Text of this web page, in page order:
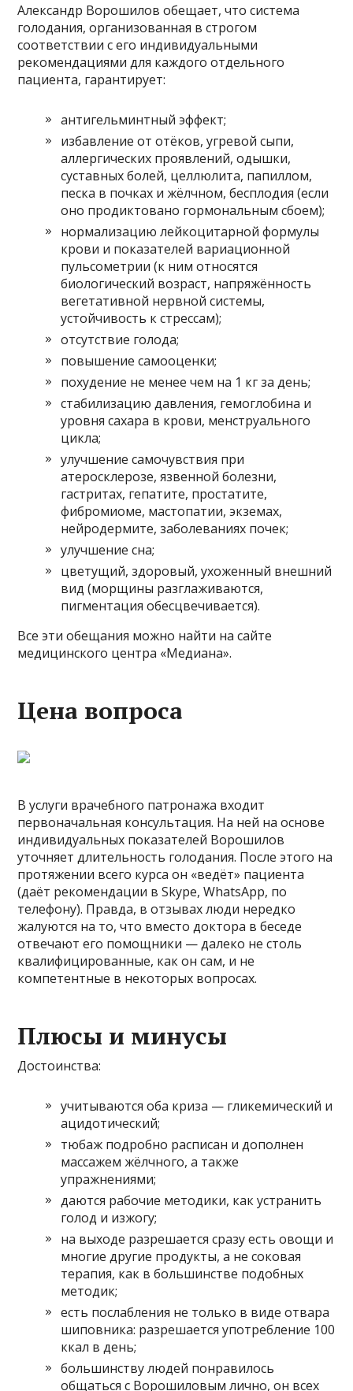
Александр Ворошилов обещает, что система
голодания, организованная в строгом
соответствии с его индивидуальными
рекомендациями для каждого отдельного
пациента, гарантирует:
антигельминтный эффект;
избавление от отёков, угревой сыпи,
аллергических проявлений, одышки,
суставных болей, целлюлита, папиллом,
песка в почках и жёлчном, бесплодия (если
оно продиктовано гормональным сбоем);
нормализацию лейкоцитарной формулы
крови и показателей вариационной
пульсометрии (к ним относятся
биологический возраст, напряжённость
вегетативной нервной системы,
устойчивость к стрессам);
отсутствие голода;
повышение самооценки;
похудение не менее чем на 1 кг за день;
стабилизацию давления, гемоглобина и
уровня сахара в крови, менструального
цикла;
улучшение самочувствия при
атеросклерозе, язвенной болезни,
гастритах, гепатите, простатите,
фибромиоме, мастопатии, экземах,
нейродермите, заболеваниях почек;
улучшение сна;
цветущий, здоровый, ухоженный внешний
вид (морщины разглаживаются,
пигментация обесцвечивается).
Все эти обещания можно найти на сайте
медицинского центра «Медиана».
Цена вопроса
В услуги врачебного патронажа входит
первоначальная консультация. На ней на основе
индивидуальных показателей Ворошилов
уточняет длительность голодания. После этого на
протяжении всего курса он «ведёт» пациента
(даёт рекомендации в Skype, WhatsApp, по
телефону). Правда, в отзывах люди нередко
жалуются на то, что вместо доктора в беседе
отвечают его помощники — далеко не столь
квалифицированные, как он сам, и не
компетентные в некоторых вопросах.
Плюсы и минусы
Достоинства:
учитываются оба криза — гликемический и
ацидотический;
тюбаж подробно расписан и дополнен
массажем жёлчного, а также
упражнениями;
даются рабочие методики, как устранить
голод и изжогу;
на выходе разрешается сразу есть овощи и
многие другие продукты, а не соковая
терапия, как в большинстве подобных
методик;
есть послабления не только в виде отвара
шиповника: разрешается употребление 100
ккал в день;
большинству людей понравилось
общаться с Ворошиловым лично, он всех